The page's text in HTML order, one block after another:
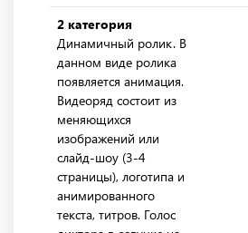
2 категория
Динамичный ролик. В
данном виде ролика
появляется анимация.
Видеоряд состоит из
меняющихся
изображений или
слайд-шоу (3-4
страницы), логотипа и
анимированного
текста, титров. Голос